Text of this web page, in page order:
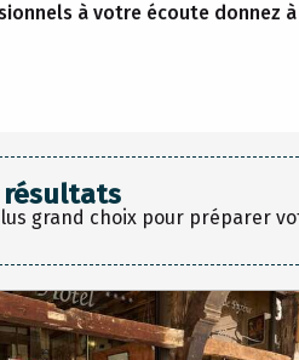
à votre écoute donnez
résultats
grand choix pour préparer